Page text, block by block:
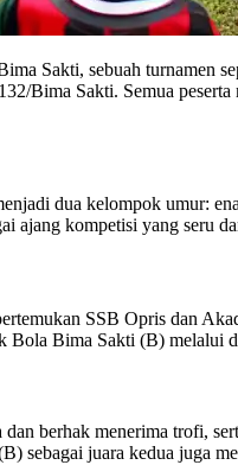
Sakti, sebuah turnamen
Bima Sakti. Semua
dua kelompok umur:
ajang kompetisi yang seru
SSB Opris dan
Bima Sakti (B) melalui
berhak menerima trofi,
juara kedua juga